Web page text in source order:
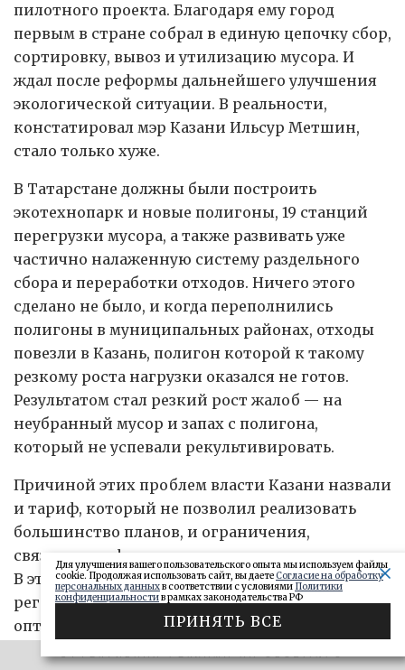
пилотного проекта. Благодаря ему город
первым в стране собрал в единую цепочку сбор,
сортировку, вывоз и утилизацию мусора. И
ждал после реформы дальнейшего улучшения
экологической ситуации. В реальности,
констатировал мэр Казани Ильсур Метшин,
стало только хуже.
В Татарстане должны были построить
экотехнопарк и новые полигоны, 19 станций
перегрузки мусора, а также развивать уже
частично налаженную систему раздельного
сбора и переработки отходов. Ничего этого
сделано не было, и когда переполнились
полигоны в муниципальных районах, отходы
повезли в Казань, полигон которой к такому
резкому роста нагрузки оказался не готов.
Результатом стал резкий рост жалоб — на
неубранный мусор и запах с полигона,
который не успевали рекультивировать.
Причиной этих проблем власти Казани назвали
и тариф, который не позволил реализовать
большинство планов, и ограничения,
связанные с федеральным законодательством.
В этих условиях руководство компании-
регоператора — УК ПЖКХ — приняло решение
оптимизировать личный состав, изменить
Для улучшения вашего пользовательского опыта мы используем файлы
cookie. Продолжая использовать сайт, вы даетеСогласие на обработку
персональных данныхв соответствии с условиями Политики
конфиденциальностив рамках законодательства РФ
ПРИНЯТЬ ВСЕ
ЭФФЕКТИВНАЯ РЕКЛАМА НА OBOZ.INFO